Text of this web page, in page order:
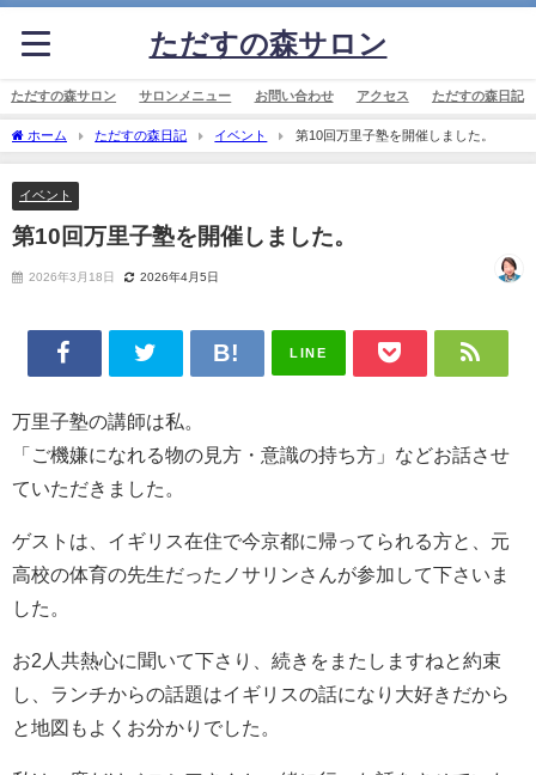
ただすの森サロン
ただすの森サロン サロンメニュー お問い合わせ アクセス ただすの森日記
ホーム ただすの森日記 イベント 第10回万里子塾を開催しました。
イベント
第10回万里子塾を開催しました。
2026年3月18日 2026年4月5日
LINE
万里子塾の講師は私。
「ご機嫌になれる物の見方・意識の持ち方」などお話させ
ていただきました。
ゲストは、イギリス在住で今京都に帰ってられる方と、元
高校の体育の先生だったノサリンさんが参加して下さいま
した。
お2人共熱心に聞いて下さり、続きをまたしますねと約束
し、ランチからの話題はイギリスの話になり大好きだから
と地図もよくお分かりでした。